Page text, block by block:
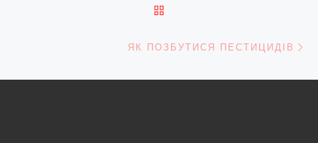
ЯК ПОЗБУТИСЯ ПЕСТИЦИДІВ